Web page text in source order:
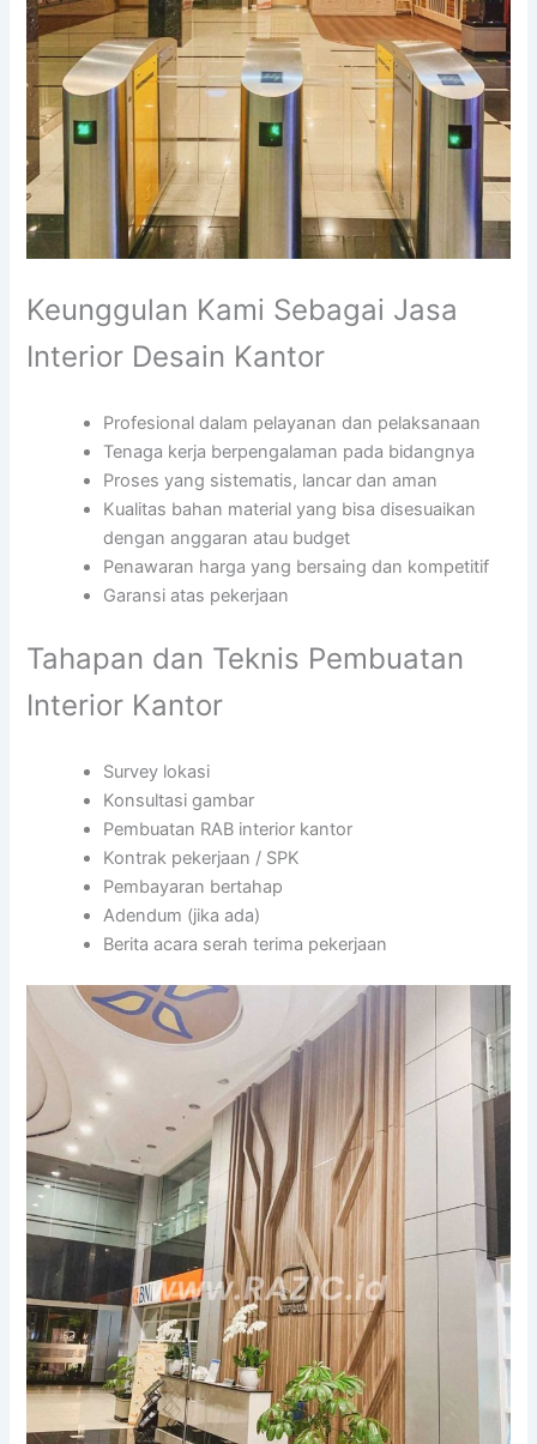
Keunggulan Kami Sebagai Jasa
Interior Desain Kantor
Profesional dalam pelayanan dan pelaksanaan
Tenaga kerja berpengalaman pada bidangnya
Proses yang sistematis, lancar dan aman
Kualitas bahan material yang bisa disesuaikan
dengan anggaran atau budget
Penawaran harga yang bersaing dan kompetitif
Garansi atas pekerjaan
Tahapan dan Teknis Pembuatan
Interior Kantor
Survey lokasi
Konsultasi gambar
Pembuatan RAB interior kantor
Kontrak pekerjaan / SPK
Pembayaran bertahap
Adendum (jika ada)
Berita acara serah terima pekerjaan